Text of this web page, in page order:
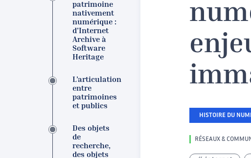
patrimoine
nativement
numérique :
d’Internet
Archive à
Software
Heritage
L’articulation
entre
patrimoines
et publics
Des objets
de
recherche,
des objets
HISTOIRE DU
RÉSEAUX &